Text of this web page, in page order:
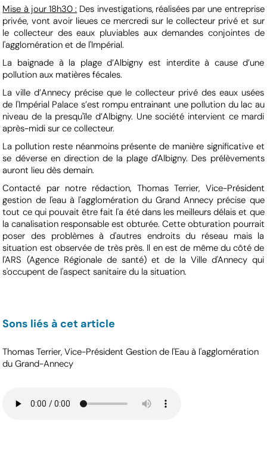
Mise à jour 18h30 : Des investigations, réalisées par une entreprise
privée, vont avoir lieues ce mercredi sur le collecteur privé et sur
le collecteur des eaux pluviables aux demandes conjointes de
l'agglomération et de l'Impérial.
La baignade à la plage d’Albigny est interdite à cause d’une
pollution aux matières fécales.
La ville d’Annecy précise que le collecteur privé des eaux usées
de l'Impérial Palace s’est rompu entrainant une pollution du lac au
niveau de la presqu'île d’Albigny. Une société intervient ce mardi
après-midi sur ce collecteur.
La pollution reste néanmoins présente de manière significative et
se déverse en direction de la plage d'Albigny. Des prélèvements
auront lieu dès demain.
Contacté par notre rédaction, Thomas Terrier, Vice-Président
gestion de l'eau à l'agglomération du Grand Annecy précise que
tout ce qui pouvait être fait l'a été dans les meilleurs délais et que
la canalisation responsable est obturée. Cette obturation pourrait
poser des problèmes à d'autres endroits du réseau mais la
situation est observée de très près. Il en est de même du côté de
l'ARS (Agence Régionale de santé) et de la Ville d'Annecy qui
s'occupent de l'aspect sanitaire du la situation.
Sons liés à cet article
Thomas Terrier, Vice-Président Gestion de l'Eau à l'agglomération
du Grand-Annecy